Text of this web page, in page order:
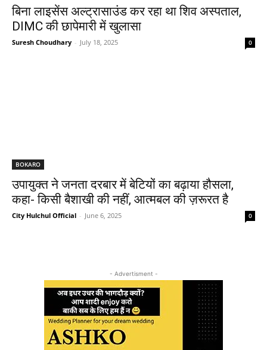
बिना लाइसेंस अल्ट्रासाउंड कर रहा था शिव अस्पताल,
DIMC की छापेमारी में खुलासा
Suresh Choudhary - July 18, 2025 0
BOKARO
उपायुक्त ने जनता दरबार में बेटियों का बढ़ाया हौसला,
कहा- किसी बैशाखी की नहीं, आत्मबल की ज़रूरत है
City Hulchul Official - June 6, 2025 0
- Advertisment -